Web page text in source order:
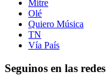
Mitre
Olé
Quiero Música
TN
Vía País
Seguinos en las redes